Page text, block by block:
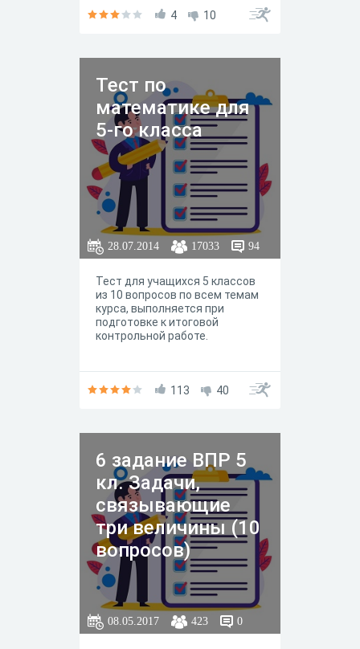
изученного материала
4 10
Тест по
математике для
5-го класса
28.07.2014 17033 94
Тест для учащихся 5 классов
из 10 вопросов по всем темам
курса, выполняется при
подготовке к итоговой
контрольной работе.
113 40
6 задание ВПР 5
кл. Задачи,
связывающие
три величины (10
вопросов)
08.05.2017 423 0